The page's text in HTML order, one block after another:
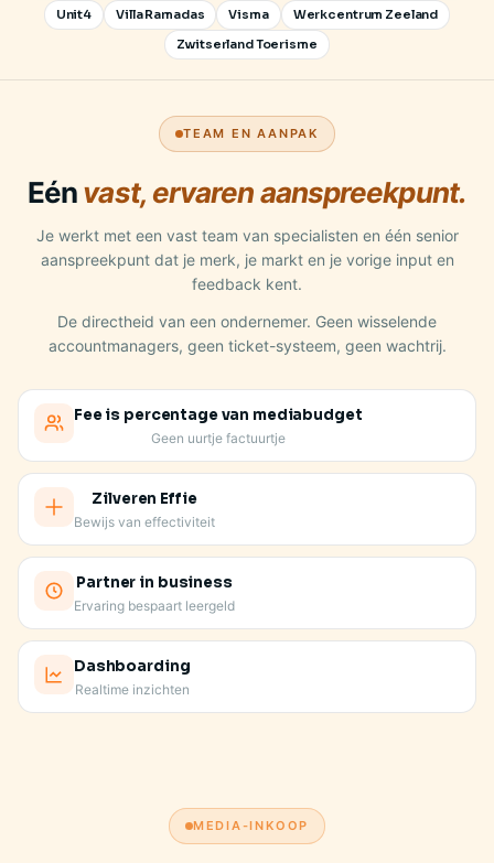
Unit4
Villa Ramadas Visma
Werkcentrum Zeeland
Zwitserland Toerisme
TEAM EN AANPAK
Eénvast, ervaren aanspreekpunt.
Je werkt met een vast team van specialisten en één senior
aanspreekpunt dat je merk, je markt en je vorige input en
feedback kent.
De directheid van een ondernemer. Geen wisselende
accountmanagers, geen ticket-systeem, geen wachtrij.
Fee is percentage van mediabudget
Geen uurtje factuurtje
Zilveren Effie
Bewijs van effectiviteit
Partner in business
Ervaring bespaart leergeld
Dashboarding
Realtime inzichten
JE VASTE AANSPREEKPUNT KENT JE MERK
MEDIA-INKOOP